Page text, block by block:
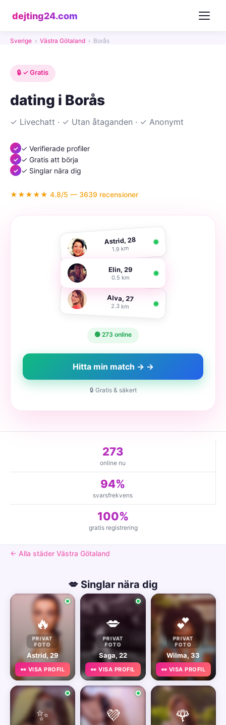
dejting24.com
Sverige › Västra Götaland › Borås
🔒 ✓ Gratis
dating i Borås
✓ Livechatt · ✓ Utan åtaganden · ✓ Anonymt
✓ Verifierade profiler
✓ Gratis att börja
✓ Singlar nära dig
★★★★★ 4.8/5 — 3639 recensioner
Astrid, 28
1.9 km
Elin, 29
0.5 km
Alva, 27
2.3 km
🟢 273 online
Hitta min match → →
🔒 Gratis & säkert
273
online nu
94%
svarsfrekvens
100%
gratis registrering
← Alla städer Västra Götaland
💋 Singlar nära dig
🔥
PRIVAT
FOTO
Astrid, 29
👀 VISA PROFIL
💋
PRIVAT
FOTO
Saga, 22
👀 VISA PROFIL
💕
PRIVAT
FOTO
Wilma, 33
👀 VISA PROFIL
✨ 💜 🌹